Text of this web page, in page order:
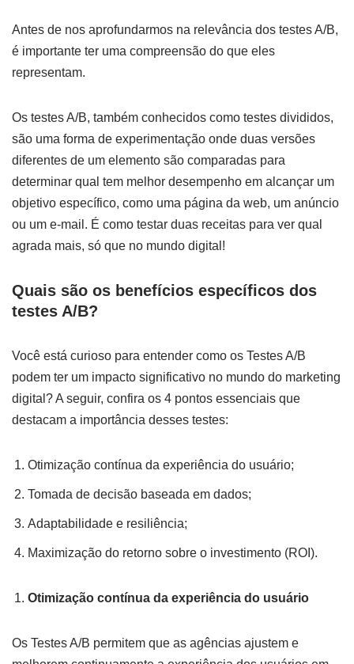
Antes de nos aprofundarmos na relevância dos testes A/B,
é importante ter uma compreensão do que eles
representam.
Os testes A/B, também conhecidos como testes divididos,
são uma forma de experimentação onde duas versões
diferentes de um elemento são comparadas para
determinar qual tem melhor desempenho em alcançar um
objetivo específico, como uma página da web, um anúncio
ou um e-mail. É como testar duas receitas para ver qual
agrada mais, só que no mundo digital!
Quais são os benefícios específicos dos
testes A/B?
Você está curioso para entender como os Testes A/B
podem ter um impacto significativo no mundo do marketing
digital? A seguir, confira os 4 pontos essenciais que
destacam a importância desses testes:
Otimização contínua da experiência do usuário;
Tomada de decisão baseada em dados;
Adaptabilidade e resiliência;
Maximização do retorno sobre o investimento (ROI).
Otimização contínua da experiência do usuário
Os Testes A/B permitem que as agências ajustem e